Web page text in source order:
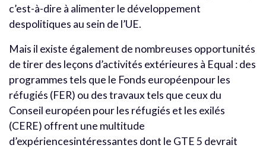
c’est-à-dire à alimenter le développement
despolitiques au sein de l’UE.
Mais il existe également de nombreuses opportunités
de tirer des leçons d’activités extérieures à Equal : des
programmes tels que le Fonds européenpour les
réfugiés (FER) ou des travaux tels que ceux du
Conseil européen pour les réfugiés et les exilés
(CERE) offrent une multitude
d’expériencesintéressantes dont le GTE 5 devrait